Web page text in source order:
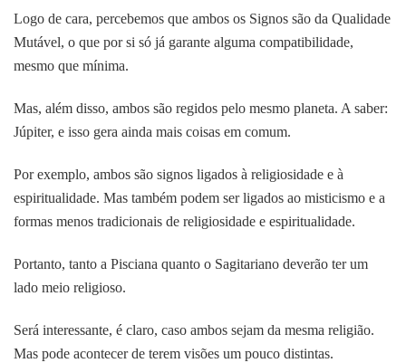
Logo de cara, percebemos que ambos os Signos são da Qualidade
Mutável, o que por si só já garante alguma compatibilidade,
mesmo que mínima.
Mas, além disso, ambos são regidos pelo mesmo planeta. A saber:
Júpiter, e isso gera ainda mais coisas em comum.
Por exemplo, ambos são signos ligados à religiosidade e à
espiritualidade. Mas também podem ser ligados ao misticismo e a
formas menos tradicionais de religiosidade e espiritualidade.
Portanto, tanto a Pisciana quanto o Sagitariano deverão ter um
lado meio religioso.
Será interessante, é claro, caso ambos sejam da mesma religião.
Mas pode acontecer de terem visões um pouco distintas.